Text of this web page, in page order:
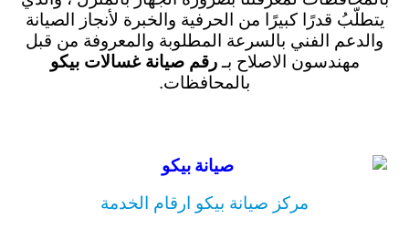
يتطلّبُ قدرًا كبيرًا من الحرفية والخبرة لأنجاز الصيانة
والدعم الفني بالسرعة المطلوبة والمعروفة من قبل
مهندسون الاصلاح بـرقم صيانة غسالات بيكو
بالمحافظات.
مركز صيانة بيكو ارقام الخدمة